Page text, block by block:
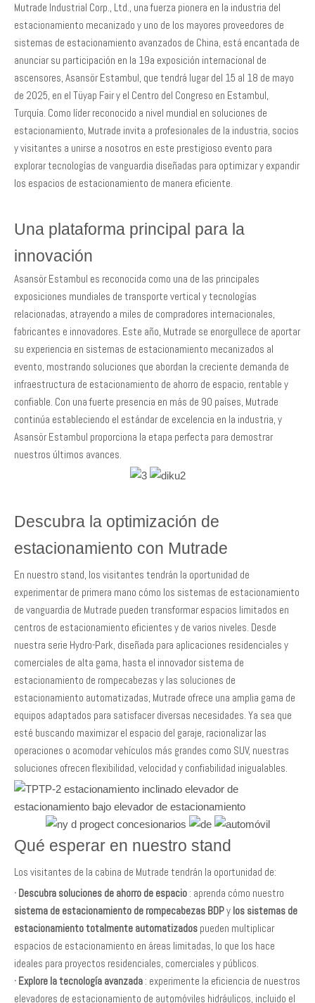
Mutrade Industrial Corp., Ltd., una fuerza pionera en la industria del
estacionamiento mecanizado y uno de los mayores proveedores de
sistemas de estacionamiento avanzados de China, está encantada de
anunciar su participación en la 19a exposición internacional de
ascensores, Asansör Estambul, que tendrá lugar del 15 al 18 de mayo
de 2025, en el Tüyap Fair y el Centro del Congreso en Estambul,
Turquía. Como líder reconocido a nivel mundial en soluciones de
estacionamiento, Mutrade invita a profesionales de la industria, socios
y visitantes a unirse a nosotros en este prestigioso evento para
explorar tecnologías de vanguardia diseñadas para optimizar y expandir
los espacios de estacionamiento de manera eficiente.
Una plataforma principal para la
innovación
Asansör Estambul es reconocida como una de las principales
exposiciones mundiales de transporte vertical y tecnologías
relacionadas, atrayendo a miles de compradores internacionales,
fabricantes e innovadores. Este año, Mutrade se enorgullece de aportar
su experiencia en sistemas de estacionamiento mecanizados al
evento, mostrando soluciones que abordan la creciente demanda de
infraestructura de estacionamiento de ahorro de espacio, rentable y
confiable. Con una fuerte presencia en más de 90 países, Mutrade
continúa estableciendo el estándar de excelencia en la industria, y
Asansör Estambul proporciona la etapa perfecta para demostrar
nuestros últimos avances.
Descubra la optimización de
estacionamiento con Mutrade
En nuestro stand, los visitantes tendrán la oportunidad de
experimentar de primera mano cómo los sistemas de estacionamiento
de vanguardia de Mutrade pueden transformar espacios limitados en
centros de estacionamiento eficientes y de varios niveles. Desde
nuestra serie Hydro-Park, diseñada para aplicaciones residenciales y
comerciales de alta gama, hasta el innovador sistema de
estacionamiento de rompecabezas y las soluciones de
estacionamiento automatizadas, Mutrade ofrece una amplia gama de
equipos adaptados para satisfacer diversas necesidades. Ya sea que
esté buscando maximizar el espacio del garaje, racionalizar las
operaciones o acomodar vehículos más grandes como SUV, nuestras
soluciones ofrecen flexibilidad, velocidad y confiabilidad inigualables.
Qué esperar en nuestro stand
Los visitantes de la cabina de Mutrade tendrán la oportunidad de:
· Descubra soluciones de ahorro de espacio : aprenda cómo nuestro
sistema de estacionamiento de rompecabezas BDPy los sistemas de
estacionamiento totalmente automatizados pueden multiplicar
espacios de estacionamiento en áreas limitadas, lo que los hace
ideales para proyectos residenciales, comerciales y públicos.
· Explore la tecnología avanzada : experimente la eficiencia de nuestros
elevadores de estacionamiento de automóviles hidráulicos, incluido el